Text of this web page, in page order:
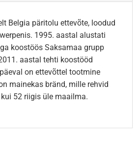
Belgia päritolu ettevõte, loodud
1995. aastal alustati
koostöös Saksamaa grupp
aastal tehti koostööd
on ettevõttel tootmine
mainekas bränd, mille rehvid
52 riigis üle maailma.